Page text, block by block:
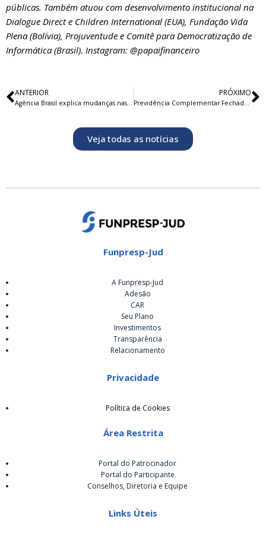
públicas. Também atuou com desenvolvimento institucional na
Dialogue Direct e Children International (EUA), Fundação Vida
Plena (Bolívia), Projuventude e Comitê para Democratização de
Informática (Brasil). Instagram: @papaifinanceiro
ANTERIOR
Agência Brasil explica mudanças nas aposentadorias em 2022
PRÓXIMO
Previdência Complementar Fechada mostra mais uma vez resiliência em meio à crise
Veja todas as notícias
Funpresp-Jud
A Funpresp-Jud
Adesão
CAR
Seu Plano
Investimentos
Transparência
Relacionamento
Privacidade
Política de Cookies
Área Restrita
Portal do Patrocinador
Portal do Participante
Conselhos, Diretoria e Equipe
Links Úteis